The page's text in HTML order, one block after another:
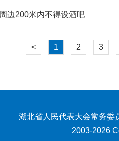
边200米内不得设酒吧
< 1 2 3
湖北省人民代表大会常务委
2003-2026